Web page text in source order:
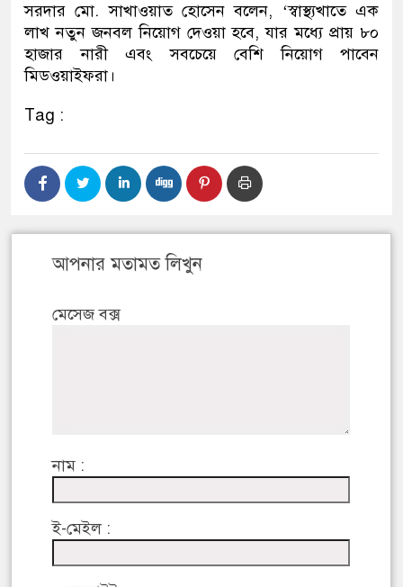
সরদার মো. সাখাওয়াত হোসেন বলেন, ‘স্বাস্থ্যখাতে এক
লাখ নতুন জনবল নিয়োগ দেওয়া হবে, যার মধ্যে প্রায় ৮০
হাজার নারী এবং সবচেয়ে বেশি নিয়োগ পাবেন
মিডওয়াইফরা।
Tag :
আপনার মতামত লিখুন
মেসেজ বক্স
নাম :
ই-মেইল :